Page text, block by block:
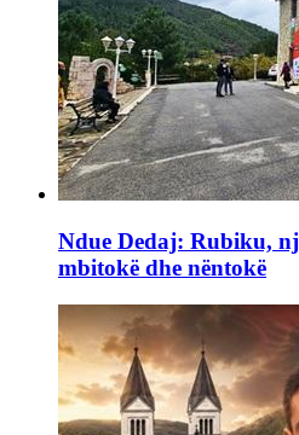
Ndue Dedaj: Rubiku,
mbitokë dhe nëntokë